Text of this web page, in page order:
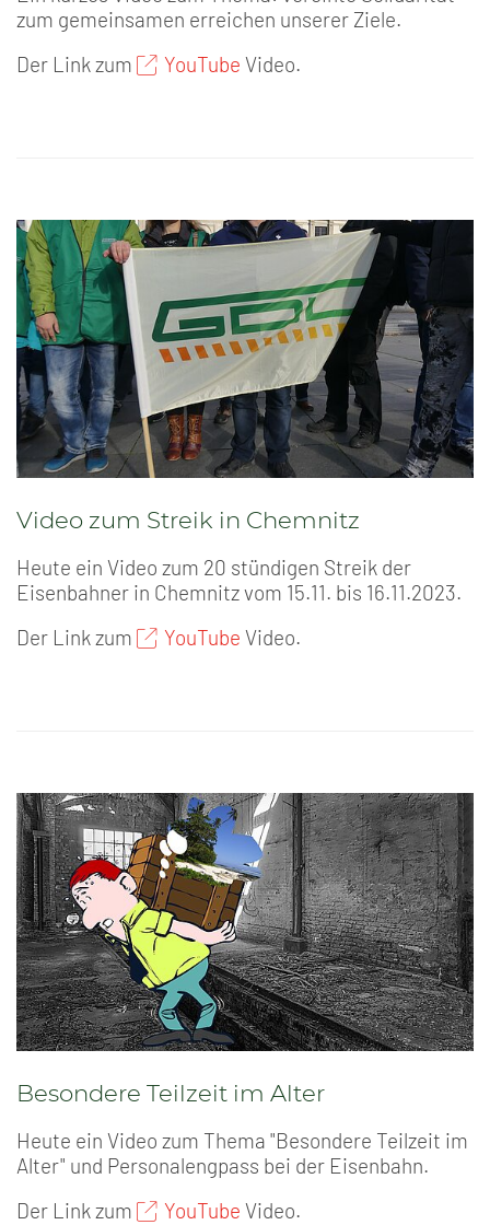
zum gemeinsamen erreichen unserer Ziele.
Der Link zum
YouTube Video.
Video zum Streik in Chemnitz
Heute ein Video zum 20 stündigen Streik der
Eisenbahner in Chemnitz vom 15.11. bis 16.11.2023.
Der Link zum
YouTube Video.
Besondere Teilzeit im Alter
Heute ein Video zum Thema "Besondere Teilzeit im
Alter" und Personalengpass bei der Eisenbahn.
Der Link zum
YouTube Video.